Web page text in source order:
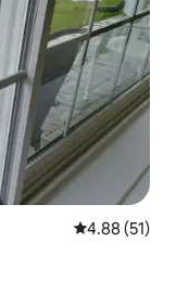
Calificación
4.88 (51)